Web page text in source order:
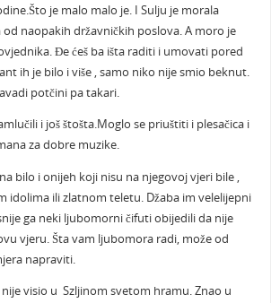
je malo malo je. I Sulju je morala
naopakih državničkih poslova. A moro je
Đe ćeš ba išta raditi i umovati pored
ih je bilo i više , samo niko nije smio beknut.
potčini pa takari.
i još štošta.Moglo se priuštiti i plesačica i
za dobre muzike.
bilo i onijeh koji nisu na njegovoj vjeri bile ,
idolima ili zlatnom teletu. Džaba im velelijepni
ga neki ljubomorni čifuti obijedili da nije
vjeru. Šta vam ljubomora radi, može od
napraviti.
nije visio u Szljinom svetom hramu. Znao u